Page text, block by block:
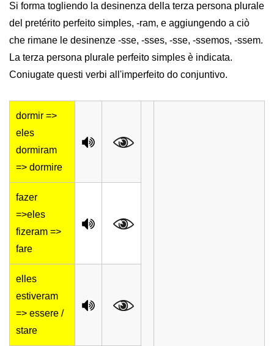
Si forma togliendo la desinenza della terza persona plurale
del pretérito perfeito simples, -ram, e aggiungendo a ciò
che rimane le desinenze -sse, -sses, -sse, -ssemos, -ssem.
La terza persona plurale perfeito simples è indicata.
Coniugate questi verbi all'imperfeito do conjuntivo.
dormir =>
eles
dormiram
=> dormire
fazer
=>eles
fizeram =>
fare
elles
estiveram
=> essere /
stare